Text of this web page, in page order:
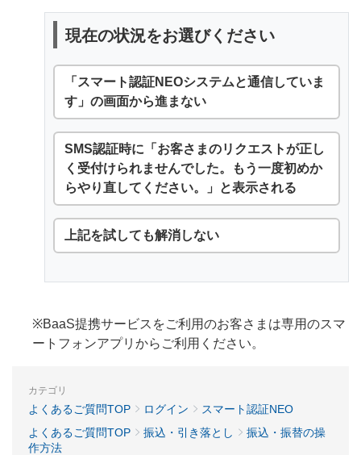
現在の状況をお選びください
「スマート認証NEOシステムと通信していま
す」の画面から進まない
SMS認証時に「お客さまのリクエストが正し
く受付けられませんでした。もう一度初めか
らやり直してください。」と表示される
上記を試しても解消しない
※BaaS提携サービスをご利用のお客さまは専用のスマ
ートフォンアプリからご利用ください。
カテゴリ
よくあるご質問TOP ログイン
スマート認証NEO
よくあるご質問TOP
振込・引き落とし
振込・振替の操
作方法